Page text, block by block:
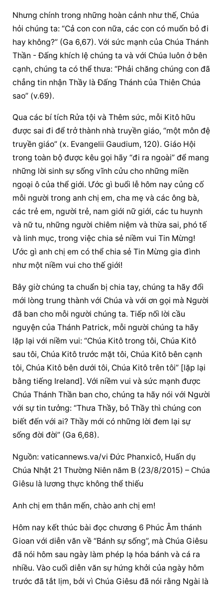
Nhưng chính trong những hoàn cảnh như thế, Chúa
hỏi chúng ta: “Cả con con nữa, các con có muốn bỏ đi
hay không?” (Ga 6,67). Với sức mạnh của Chúa Thánh
Thần - Đấng khích lệ chúng ta và với Chúa luôn ở bên
cạnh, chúng ta có thể thưa: “Phải chăng chúng con đã
chẳng tin nhận Thầy là Đấng Thánh của Thiên Chúa
sao” (v.69).
Qua các bí tích Rửa tội và Thêm sức, mỗi Kitô hữu
được sai đi để trở thành nhà truyền giáo, “một môn đệ
truyền giáo” (x. Evangelii Gaudium, 120). Giáo Hội
trong toàn bộ được kêu gọi hãy “đi ra ngoài” để mang
những lời sinh sự sống vĩnh cửu cho những miền
ngoại ô của thể giới. Ước gì buổi lễ hôm nay củng cố
mỗi người trong anh chị em, cha mẹ và các ông bà,
các trẻ em, người trẻ, nam giới nữ giới, các tu huynh
và nữ tu, những người chiêm niệm và thừa sai, phó tế
và linh mục, trong việc chia sẻ niềm vui Tin Mừng!
Ước gì anh chị em có thể chia sẻ Tin Mừng gia đình
như một niềm vui cho thế giới!
Bây giờ chúng ta chuẩn bị chia tay, chúng ta hãy đổi
mới lòng trung thành với Chúa và với ơn gọi mà Người
đã ban cho mỗi người chúng ta. Tiếp nối lời cầu
nguyện của Thánh Patrick, mỗi người chúng ta hãy
lặp lại với niềm vui: “Chúa Kitô trong tôi, Chúa Kitô
sau tôi, Chúa Kitô trước mặt tôi, Chúa Kitô bên cạnh
tôi, Chúa Kitô bên dưới tôi, Chúa Kitô trên tôi” [lặp lại
bằng tiếng Ireland]. Với niềm vui và sức mạnh được
Chúa Thánh Thần ban cho, chúng ta hãy nói với Người
với sự tin tưởng: “Thưa Thầy, bỏ Thầy thì chúng con
biết đến với ai? Thầy mới có những lời đem lại sự
sống đời đời” (Ga 6,68).
Nguồn: vaticannews.va/vi Đức Phanxicô, Huấn dụ
Chúa Nhật 21 Thường Niên năm B (23/8/2015) – Chúa
Giêsu là lương thực không thể thiếu
Anh chị em thân mến, chào anh chị em!
Hôm nay kết thúc bài đọc chương 6 Phúc Âm thánh
Gioan với diễn văn về “Bánh sự sống”, mà Chúa Giêsu
đã nói hôm sau ngày làm phép lạ hóa bánh và cá ra
nhiều. Vào cuối diễn văn sự hứng khởi của ngày hôm
trước đã tắt lịm, bởi vì Chúa Giêsu đã nói rằng Ngài là